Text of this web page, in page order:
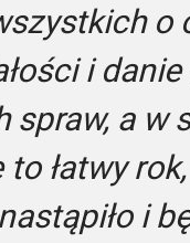
o
i
spraw, a w
to łatwy
i